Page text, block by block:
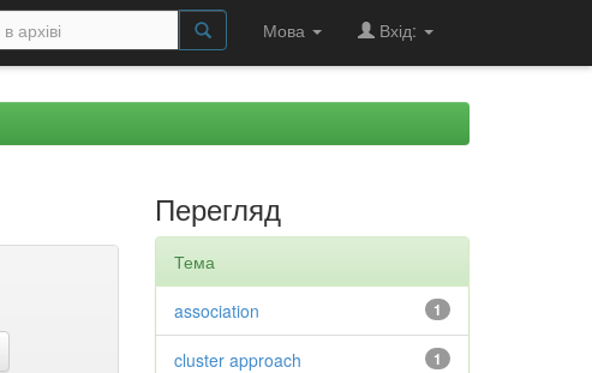
Мова Вхід:
Перегляд
Тема
1
association
1
cluster approach